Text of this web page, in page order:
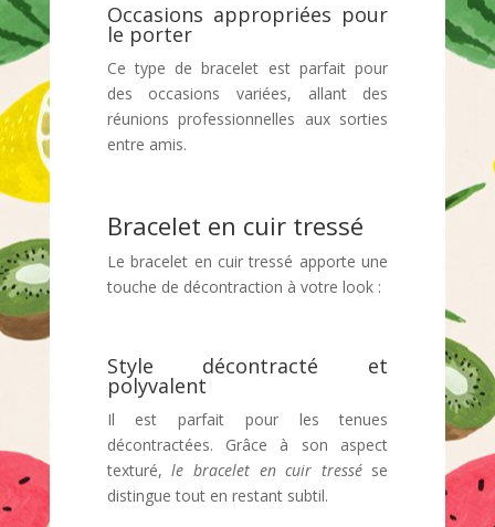
Occasions appropriées pour
le porter
Ce type de bracelet est parfait pour
des occasions variées, allant des
réunions professionnelles aux sorties
entre amis.
Bracelet en cuir tressé
Le bracelet en cuir tressé apporte une
touche de décontraction à votre look :
Style décontracté et
polyvalent
Il est parfait pour les tenues
décontractées. Grâce à son aspect
texturé,le bracelet en cuir tressése
distingue tout en restant subtil.